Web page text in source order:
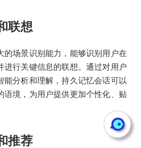
联想
的场景识别能力，能够识别用户在
进行关键信息的联想。通过对用户
能分析和理解，持久记忆会话可以
语境，为用户提供更加个性化、贴
推荐